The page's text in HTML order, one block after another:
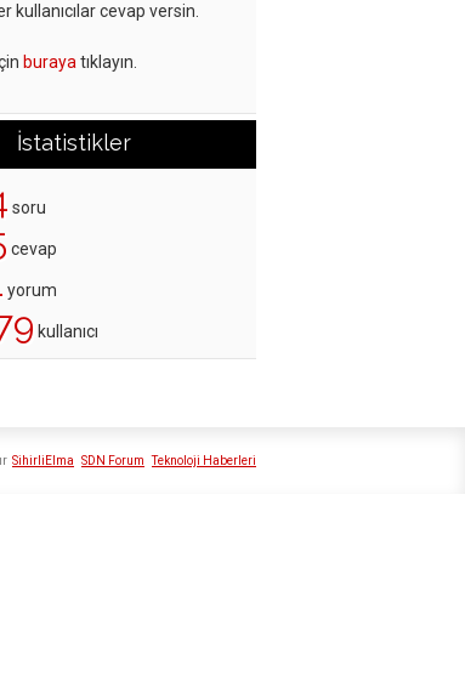
kullanıcılar cevap versin.
buraya tıklayın.
İstatistikler
soru
cevap
yorum
kullanıcı
SihirliElma SDN Forum Teknoloji Haberleri